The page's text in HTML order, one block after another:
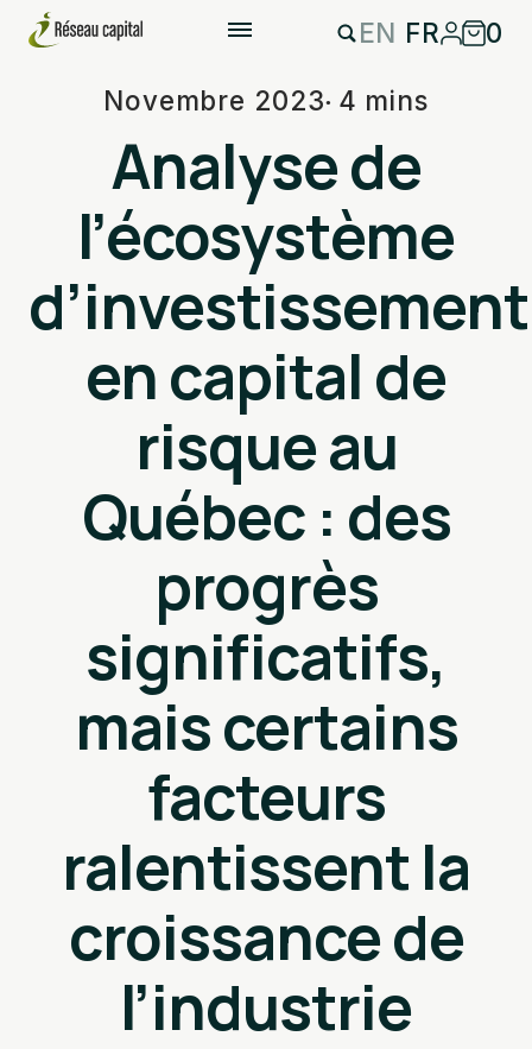
EN FR 0
Novembre 2023 4 mins
Analyse de
l’écosystème
d’investissement
en capital de
risque au
Québec : des
progrès
significatifs,
mais certains
facteurs
ralentissent la
croissance de
l’industrie